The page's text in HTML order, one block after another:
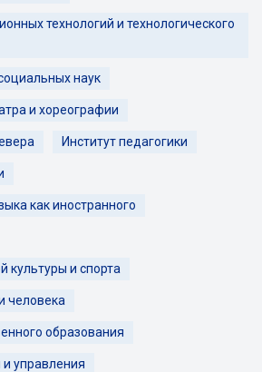
технологий и технологического
наук
и хореографии
Институт педагогики
как иностранного
культуры и спорта
человека
образования
и управления